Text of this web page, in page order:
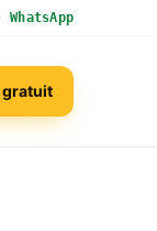
WhatsApp
gratuit